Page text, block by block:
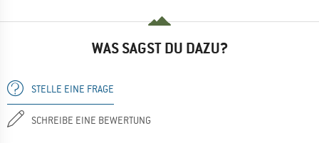
WAS SAGST DU DAZU?
STELLE EINE FRAGE
SCHREIBE EINE BEWERTUNG